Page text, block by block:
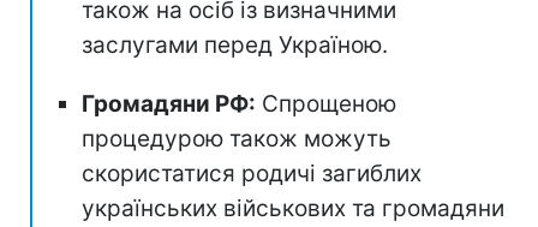
також на осіб із визначними
заслугами перед Україною.
Громадяни РФ: Спрощеною
процедурою також можуть
скористатися родичі загиблих
українських військових та громадяни